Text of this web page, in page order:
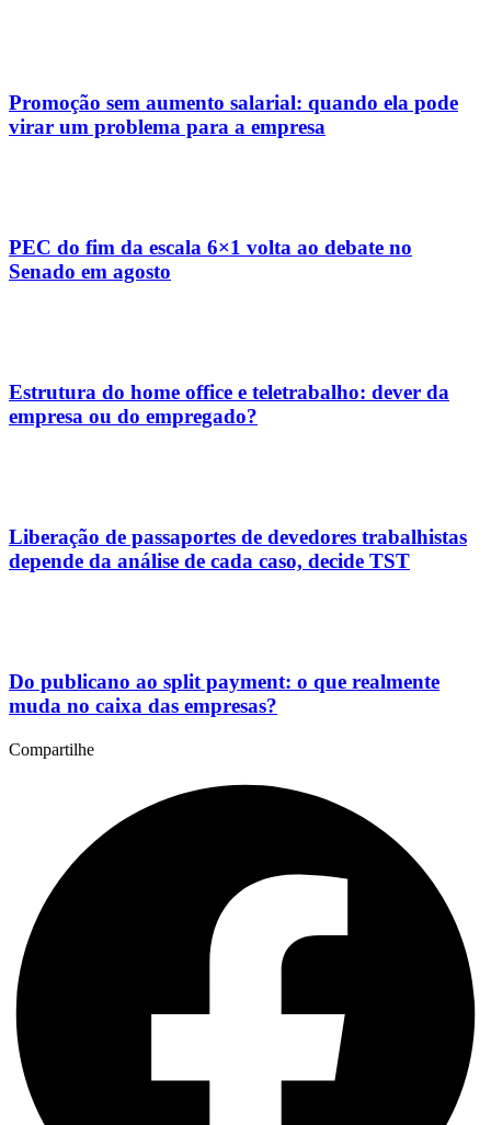
Promoção sem aumento salarial: quando ela pode
virar um problema para a empresa
PEC do fim da escala 6×1 volta ao debate no
Senado em agosto
Estrutura do home office e teletrabalho: dever da
empresa ou do empregado?
Liberação de passaportes de devedores trabalhistas
depende da análise de cada caso, decide TST
Do publicano ao split payment: o que realmente
muda no caixa das empresas?
Compartilhe